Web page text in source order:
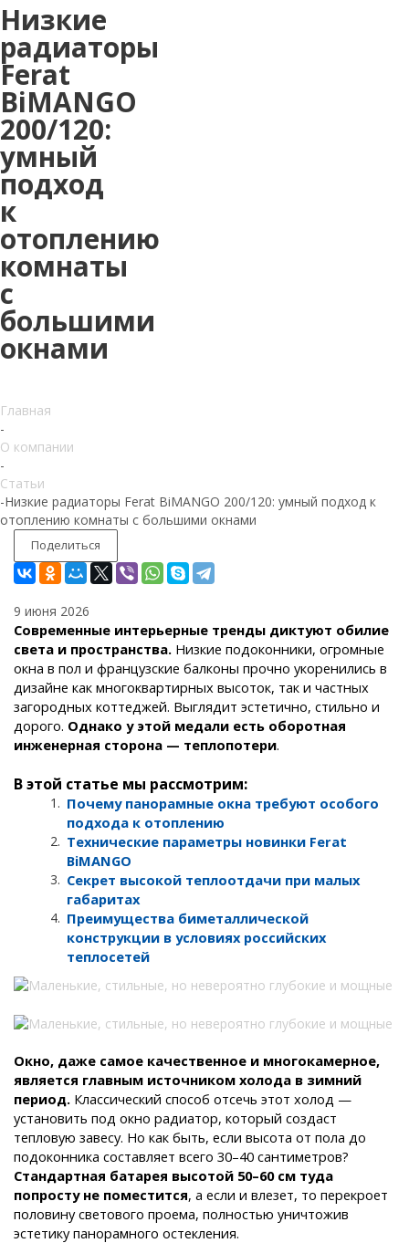
Низкие
радиаторы
Ferat
BiMANGO
200/120:
умный
подход
к
отоплению
комнаты
с
большими
окнами
Главная
-
О компании
-
Статьи
-Низкие радиаторы Ferat BiMANGO 200/120: умный подход к
отоплению комнаты с большими окнами
Поделиться
9 июня 2026
Современные интерьерные тренды диктуют обилие
света и пространства. Низкие подоконники, огромные
окна в пол и французские балконы прочно укоренились в
дизайне как многоквартирных высоток, так и частных
загородных коттеджей. Выглядит эстетично, стильно и
дорого. Однако у этой медали есть оборотная
инженерная сторона — теплопотери.
В этой статье мы рассмотрим:
Почему панорамные окна требуют особого
подхода к отоплению
Технические параметры новинки Ferat
BiMANGO
Секрет высокой теплоотдачи при малых
габаритах
Преимущества биметаллической
конструкции в условиях российских
теплосетей
Окно, даже самое качественное и многокамерное,
является главным источником холода в зимний
период. Классический способ отсечь этот холод —
установить под окно радиатор, который создаст
тепловую завесу. Но как быть, если высота от пола до
подоконника составляет всего 30–40 сантиметров?
Стандартная батарея высотой 50–60 см туда
попросту не поместится, а если и влезет, то перекроет
половину светового проема, полностью уничтожив
эстетику панорамного остекления.